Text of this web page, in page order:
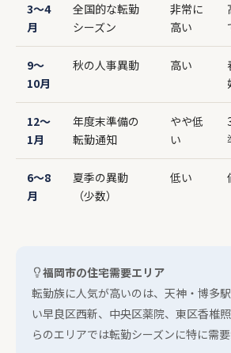
3〜4
月
全国的な転勤
シーズン
非常に
高い
9〜
10月
秋の人事異動 高い
12〜
1月
年度末準備の
転勤通知
やや低
い
6〜8
月
夏季の異動
（少数）
低い
福岡市の住宅需要エリア
転勤族に人気が高いのは、天神・博多
い早良区西新、中央区薬院、東区香椎
らのエリアでは転勤シーズンに特に需要